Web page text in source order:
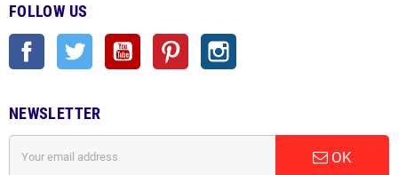
FOLLOW US
Facebook Twitter YouTube Pinterest
NEWSLETTER
OK